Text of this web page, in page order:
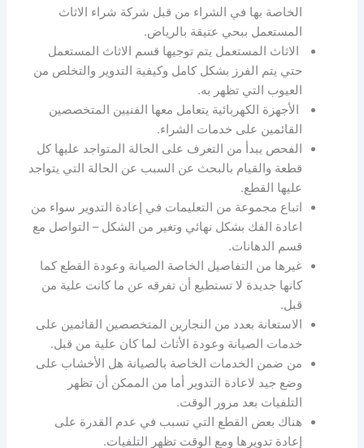
الخاصة بها في الشراء من قبل شركة شراء الاثاث
المستعمل ببحي عتيقة بالرياض.
الاثاث المستعمل يتم توجيها قسم الاثاث المستعمل
حتي يتم الفرز بشكل كامل وكيفية التدوير والتخلص من
العيوب التي تظهر به.
الأجهزة الكهربائية يتعامل معها الفنيين المتخصصين
القائمين على خدمات الشراء.
الفحص يبدأ من التعرف على الحالة المتواجد عليها كل
قطعة والقيام بالبحث عن السبب عن الحالة التي يتواجد
عليها القطع.
اتباع مجموعة من التعليمات في إعادة التدوير سواء من
اعادة الفك بشكل نهائي وتغير من الشكل – التواصل مع
قسم الدهانات.
غيرها من التفاصيل الخاصة الصيانة وعودة القطع كما
كانها جديدة لا تستطيع أن تفرقه عن ما كانت علية من
قبل.
الاستعانة بعدد من النجارين المتخصصين القائمين على
خدمات الصيانة وعودة الأثاث لما كان علية من قبل.
من ضمن الخدمات الخاصة بالصيانة هل الأخشاب على
وضع جيد لاعادة التدوير أما من الممكن أن تظهر
التلفيات بعد مرور الوقت.
هناك بعض القطع التي تسبب في عدم القدرة على
إعادة تدويرها ومع الوقت تظهر التلفيات.